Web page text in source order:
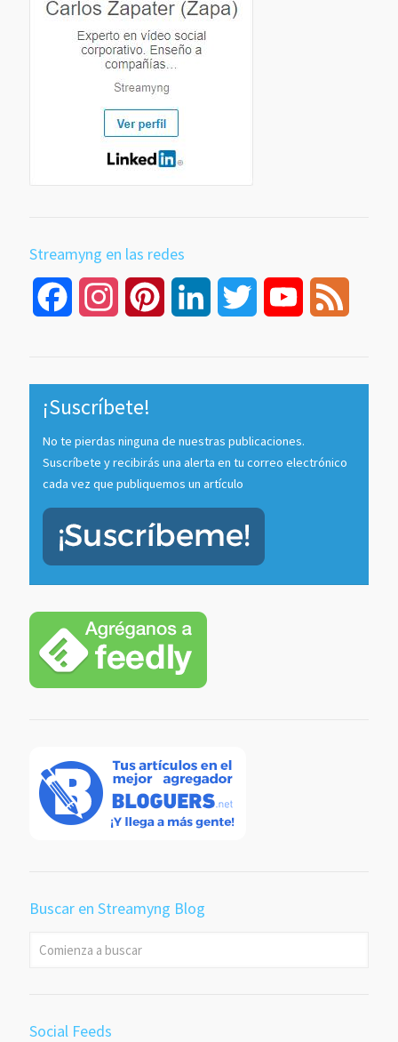
Streamyng en las redes
Facebook InstagramPinterest LinkedIn Twitter YouTube
¡Suscríbete!
No te pierdas ninguna de nuestras publicaciones.
Suscríbete y recibirás una alerta en tu correo electrónico
cada vez que publiquemos un artículo
Buscar en Streamyng Blog
Social Feeds